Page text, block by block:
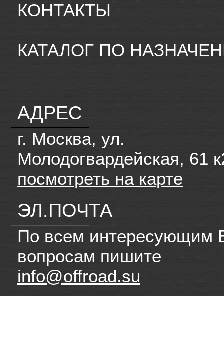
КОНТАКТЫ
КАТАЛОГ ПО
АДРЕС
г. Москва, ул.
Молодогвардейская, 61
посмотреть на карте
ЭЛ.ПОЧТА
По всем интересующим
вопросам пишите
info@offroad.su